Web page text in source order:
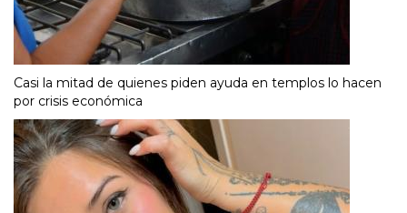
Casi la mitad de quienes piden ayuda en templos lo hacen
por crisis económica